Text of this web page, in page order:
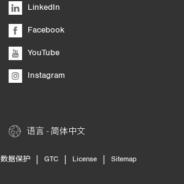
LinkedIn
Facebook
YouTube
Instagram
语言 - 简体中文
数据保护 | GTC | License | Sitemap